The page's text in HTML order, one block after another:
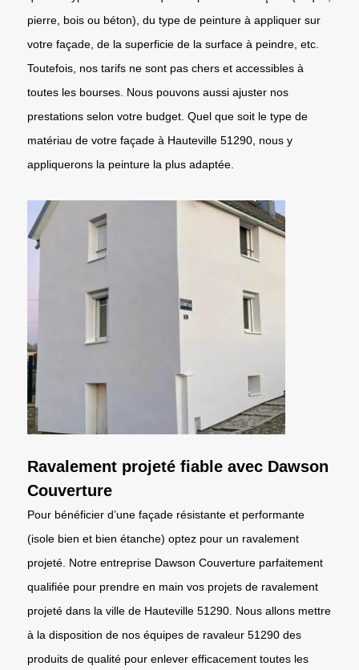
pierre, bois ou béton), du type de peinture à appliquer sur
votre façade, de la superficie de la surface à peindre, etc.
Toutefois, nos tarifs ne sont pas chers et accessibles à
toutes les bourses. Nous pouvons aussi ajuster nos
prestations selon votre budget. Quel que soit le type de
matériau de votre façade à Hauteville 51290, nous y
appliquerons la peinture la plus adaptée.
Ravalement projeté fiable avec Dawson
Couverture
Pour bénéficier d’une façade résistante et performante
(isole bien et bien étanche) optez pour un ravalement
projeté. Notre entreprise Dawson Couverture parfaitement
qualifiée pour prendre en main vos projets de ravalement
projeté dans la ville de Hauteville 51290. Nous allons mettre
à la disposition de nos équipes de ravaleur 51290 des
produits de qualité pour enlever efficacement toutes les